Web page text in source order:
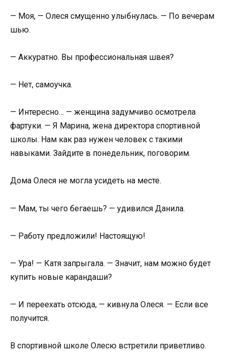
— Моя, — Олеся смущенно улыбнулась. — По вечерам
шью.
— Аккуратно. Вы профессиональная швея?
— Нет, самоучка.
— Интересно… — женщина задумчиво осмотрела
фартуки. — Я Марина, жена директора спортивной
школы. Нам как раз нужен человек с такими
навыками. Зайдите в понедельник, поговорим.
Дома Олеся не могла усидеть на месте.
— Мам, ты чего бегаешь? — удивился Данила.
— Работу предложили! Настоящую!
— Ура! — Катя запрыгала. — Значит, нам можно будет
купить новые карандаши?
— И переехать отсюда, — кивнула Олеся. — Если все
получится.
В спортивной школе Олесю встретили приветливо.